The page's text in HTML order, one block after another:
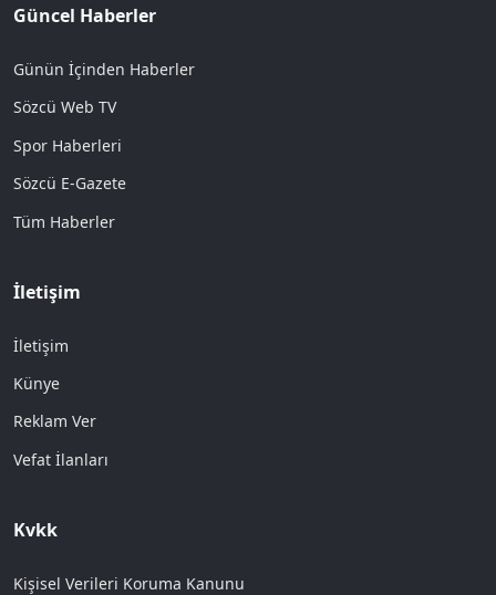
Güncel Haberler
Günün İçinden Haberler
Sözcü Web TV
Spor Haberleri
Sözcü E-Gazete
Tüm Haberler
İletişim
İletişim
Künye
Reklam Ver
Vefat İlanları
Kvkk
Kişisel Verileri Koruma Kanunu